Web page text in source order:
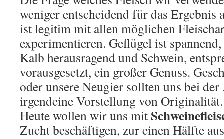
weniger entscheidend für das Ergebnis
ist legitim mit allen möglichen
experimentieren. Geflügel ist
Kalb herausragend und Schwein,
vorausgesetzt, ein großer Genuss.
oder unsere Neugier sollten uns bei
irgendeine Vorstellung von Originalität.
Heute wollen wir uns mit
Zucht beschäftigen, zur einen Hälfte